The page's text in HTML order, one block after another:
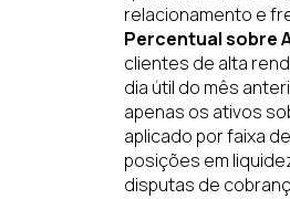
relacionamento e
Percentual sobre
clientes de alta
dia útil do mês
apenas os ativos
aplicado por faixa
posições em
disputas de